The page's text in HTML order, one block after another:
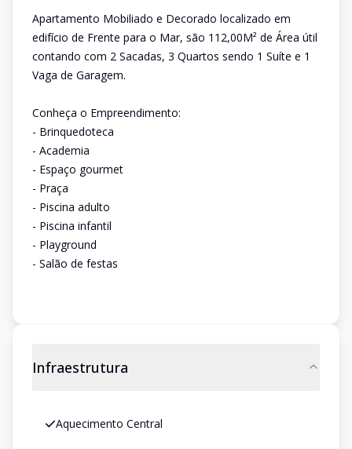
Apartamento Mobiliado e Decorado localizado em
edifício de Frente para o Mar, são 112,00M² de Área útil
contando com 2 Sacadas, 3 Quartos sendo 1 Suíte e 1
Vaga de Garagem.
Conheça o Empreendimento:
- Brinquedoteca
- Academia
- Espaço gourmet
- Praça
- Piscina adulto
- Piscina infantil
- Playground
- Salão de festas
Infraestrutura
Aquecimento Central